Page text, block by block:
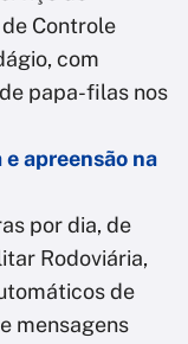
Controle
com
papa-filas nos
apreensão na
por dia, de
Rodoviária,
de
mensagens